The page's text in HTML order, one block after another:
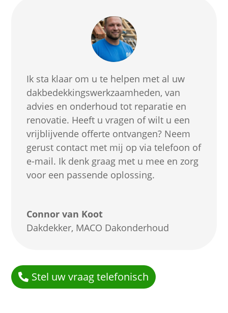
Ik sta klaar om u te helpen met al uw
dakbedekkingswerkzaamheden, van
advies en onderhoud tot reparatie en
renovatie. Heeft u vragen of wilt u een
vrijblijvende offerte ontvangen? Neem
gerust contact met mij op via telefoon of
e-mail. Ik denk graag met u mee en zorg
voor een passende oplossing.
Connor van Koot
Dakdekker, MACO Dakonderhoud
Stel uw vraag telefonisch